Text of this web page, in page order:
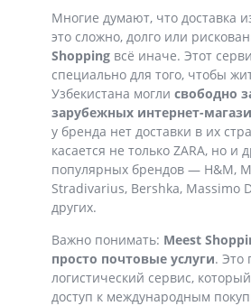
Многие думают, что доставка
это сложно, долго или
Shopping всё иначе. Этот
специально для того, чтобы
Узбекистана моглисвободно
зарубежных интернет-
у бренда нет доставки в их
касается не только ZARA, но и
популярных брендов — H&M,
Stradivarius, Bershka, Massimo
других.
Важно понимать: Meest
просто почтовые услуги. Это
логистический сервис,
доступ к международным